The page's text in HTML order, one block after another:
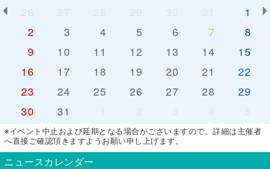
26
1
2
3 4 5 6 7
8
9
10 11 12 13 14
15
16
17 18 19 20 21
22
23
24 25 26 27 28
29
30
31 5
※イベント中止および延期となる場合がございますので、詳細は主催者
へ直接ご確認頂きますようお願い申し上げます。
ニュースカレンダー